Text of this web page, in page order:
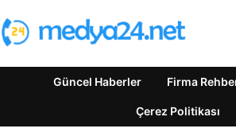
Güncel Haberler Firma
Çerez Politikası